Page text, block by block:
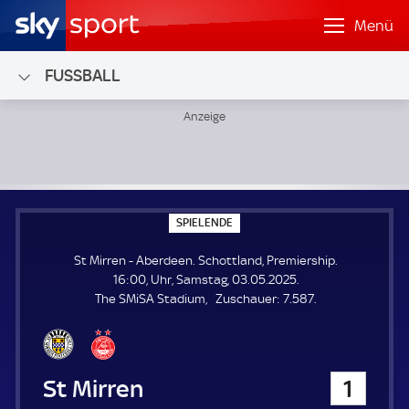
Menü
FUSSBALL
SPIELENDE
P
E
L
E
N
St Mirren - Aberdeen. Schottland, Premiership.
16:00, Uhr, Samstag, 03.05.2025.
The SMiSA Stadium
Zuschauer: Z
7.587.
St Mirren 1